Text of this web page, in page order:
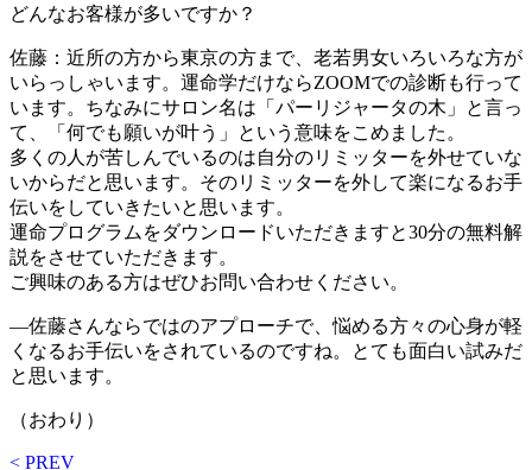
どんなお客様が多いですか？
佐藤：近所の方から東京の方まで、老若男女いろいろな方が
いらっしゃいます。運命学だけならZOOMでの診断も行って
います。ちなみにサロン名は「パーリジャータの木」と言っ
て、「何でも願いが叶う」という意味をこめました。
多くの人が苦しんでいるのは自分のリミッターを外せていな
いからだと思います。そのリミッターを外して楽になるお手
伝いをしていきたいと思います。
運命プログラムをダウンロードいただきますと30分の無料解
説をさせていただきます。
ご興味のある方はぜひお問い合わせください。
―佐藤さんならではのアプローチで、悩める方々の心身が軽
くなるお手伝いをされているのですね。とても面白い試みだ
と思います。
（おわり）
< PREV